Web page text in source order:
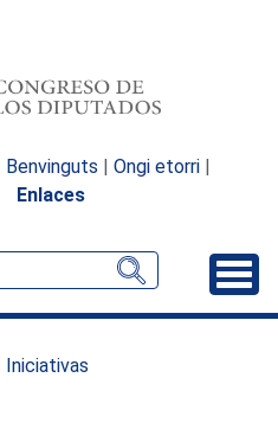
Benvinguts | Ongi etorri |
Enlaces
Iniciativas